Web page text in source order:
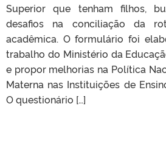
Superior que tenham filhos,
desafios na conciliação da
acadêmica. O formulário foi
trabalho do Ministério da
e propor melhorias na Política
Materna nas Instituições de
O questionário […]